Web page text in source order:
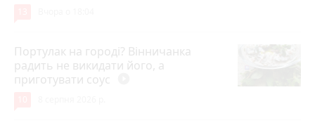
Портулак на городі? Вінничанка
радить не викидати його, а
приготувати соус